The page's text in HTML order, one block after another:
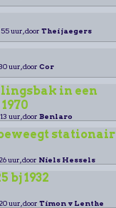
uur, door Thei jaegers
uur, door Cor
in een
uur, door Benlaro
stationair
uur, door Niels Hessels
bj 1932
uur, door Timon v Lenthe